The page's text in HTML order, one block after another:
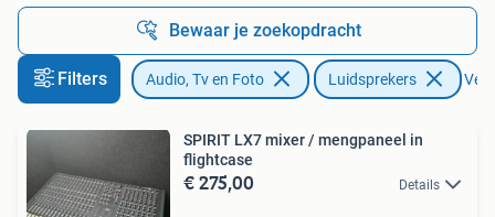
Bewaar je zoekopdracht
Filters Audio, Tv en Foto Luidsprekers
SPIRIT LX7 mixer / mengpaneel in
flightcase
€ 275,00 Details